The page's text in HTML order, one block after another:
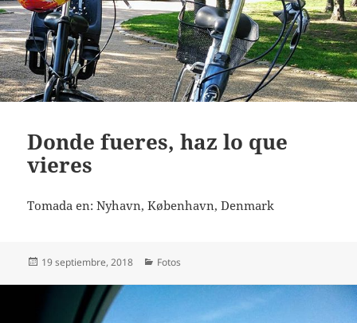
Donde fueres, haz lo que
vieres
Tomada en: Nyhavn, København, Denmark
Publicado
19 septiembre, 2018 Categorías
Fotos